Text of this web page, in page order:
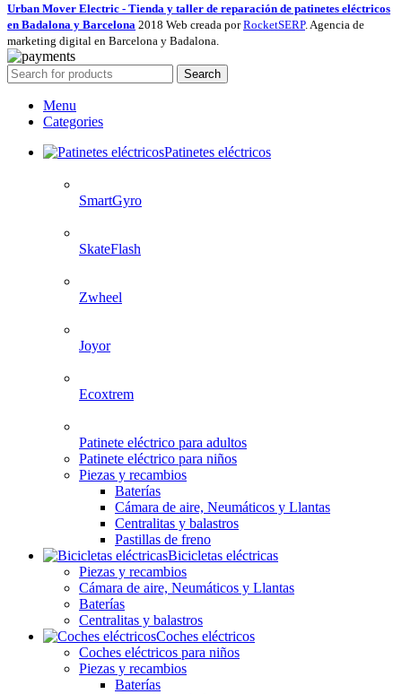
Urban Mover Electric - Tienda y taller de reparación de patinetes eléctricos
en Badalona y Barcelona 2018 Web creada porRocketSERP. Agencia de
marketing digital en Barcelona y Badalona.
Search
Menu
Categories
Patinetes eléctricos
SmartGyro
SkateFlash
Zwheel
Joyor
Ecoxtrem
Patinete eléctrico para adultos
Patinete eléctrico para niños
Piezas y recambios
Baterías
Cámara de aire, Neumáticos y Llantas
Centralitas y balastros
Pastillas de freno
Bicicletas eléctricas
Piezas y recambios
Cámara de aire, Neumáticos y Llantas
Baterías
Centralitas y balastros
Coches eléctricos
Coches eléctricos para niños
Piezas y recambios
Baterías